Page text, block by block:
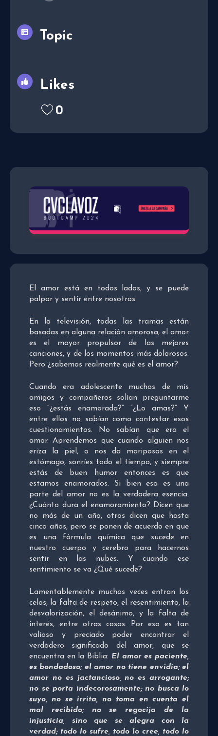
El amor está en todos lados, y se puede
palpar y sentir entre nosotros.
En la televisión, todas las tramas están
basadas en alguna relación amorosa, el amor
es el mayor propulsor de las mejores
canciones, y de los momentos más dolorosos.
Pero ¿sabemos realmente qué es el amor?
Cuando era adolescente muchos de mis
amigos y compañeros solían preguntarme
eso “¿estás enamorada?” “¿Lo amas?” Y
entre ellos no sabían como contestar esos
cuestionamientos. No sabían que era el
amor. Aprendemos que cuando alguien nos
eriza la piel, o nos da mariposas en el
estómago, sonríes todo el tiempo, y siempre
estás de buen humor entonces es que
estamos enamorados. Si bien esa es una
parte del amor no es la verdadera esencia.
¿Cuánto dura el enamoramiento? Dicen que
no más de un año, otros dicen que hasta
cinco años, pero se ponen de acuerdo en que
es una fórmula química que sucede en
nuestro cuerpo y cerebro para hacernos
sentir en las nubes. Y cuando ese
sentimiento se va ¿Qué sucede?
Lamentablemente muchas veces entran los
celos, la falta de respeto, el resentimiento, la
desvalorización, el desánimo, y la falta de
interés, entre otras cosas. Por eso es tan
valioso y preciado poder encontrar el
verdadero significado del amor, que se
encuentra en la Biblia: El amor es paciente,
es bondadoso; el amor no tiene envidia; el
amor no es jactancioso, no es arrogante;
no se porta indecorosamente; no busca lo
suyo, no se irrita, no toma en cuenta el
mal recibido; no se regocija de la
injusticia, sino que se alegra con la
verdad; todo lo sufre, todo lo cree, todo lo
Topic
Likes
0